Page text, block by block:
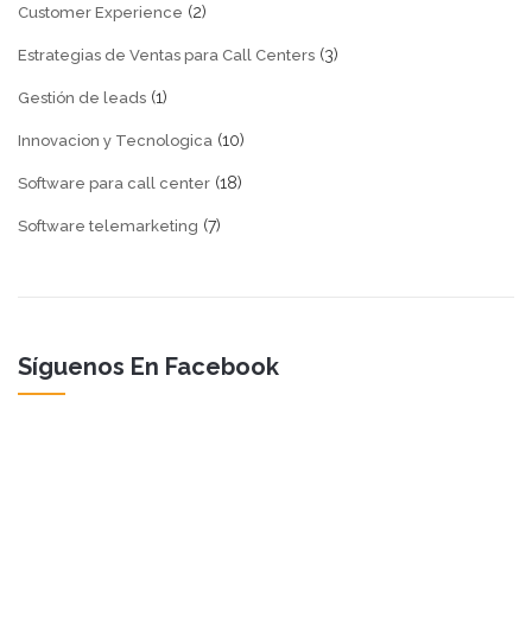
Customer Experience (2)
Estrategias de Ventas para Call Centers (3)
Gestión de leads (1)
Innovacion y Tecnologica (10)
Software para call center (18)
Software telemarketing (7)
Síguenos En Facebook